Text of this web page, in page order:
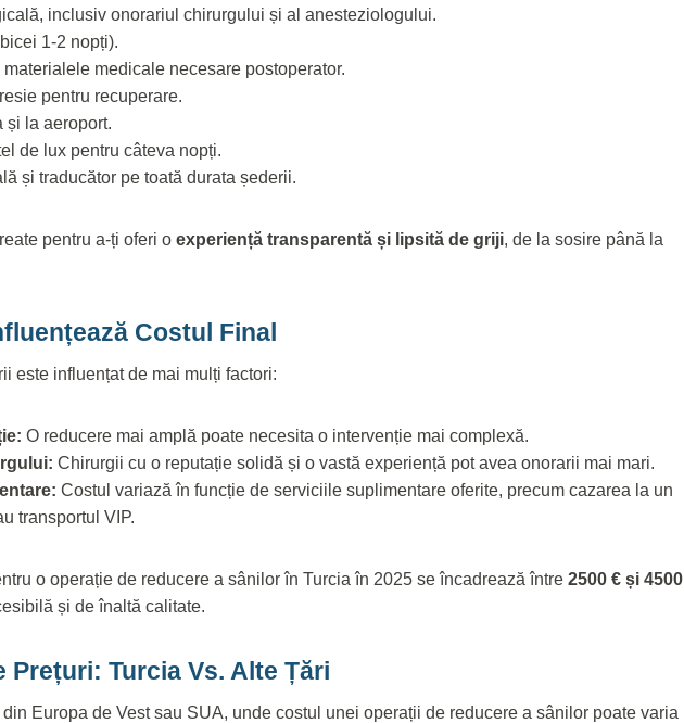
inclusiv onorariul chirurgului și al anesteziologului.
1-2 nopți).
medicale necesare postoperator.
pentru recuperare.
și la aeroport.
de lux pentru câteva nopți.
și traducător pe toată durata șederii.
pentru a-ți oferi o experiență transparentă și lipsită de griji, de la sosire până la
Costul Final
este influențat de mai mulți factori:
O reducere mai amplă poate necesita o intervenție mai complexă.
Chirurgii cu o reputație solidă și o vastă experiență pot avea onorarii mai mari.
Costul variază în funcție de serviciile suplimentare oferite, precum cazarea la un
transportul VIP.
o operație de reducere a sânilor în Turcia în 2025 se încadrează între 2500 € și 4500
și de înaltă calitate.
Prețuri: Turcia Vs. Alte Țări
din Europa de Vest sau SUA, unde costul unei operații de reducere a sânilor poate varia